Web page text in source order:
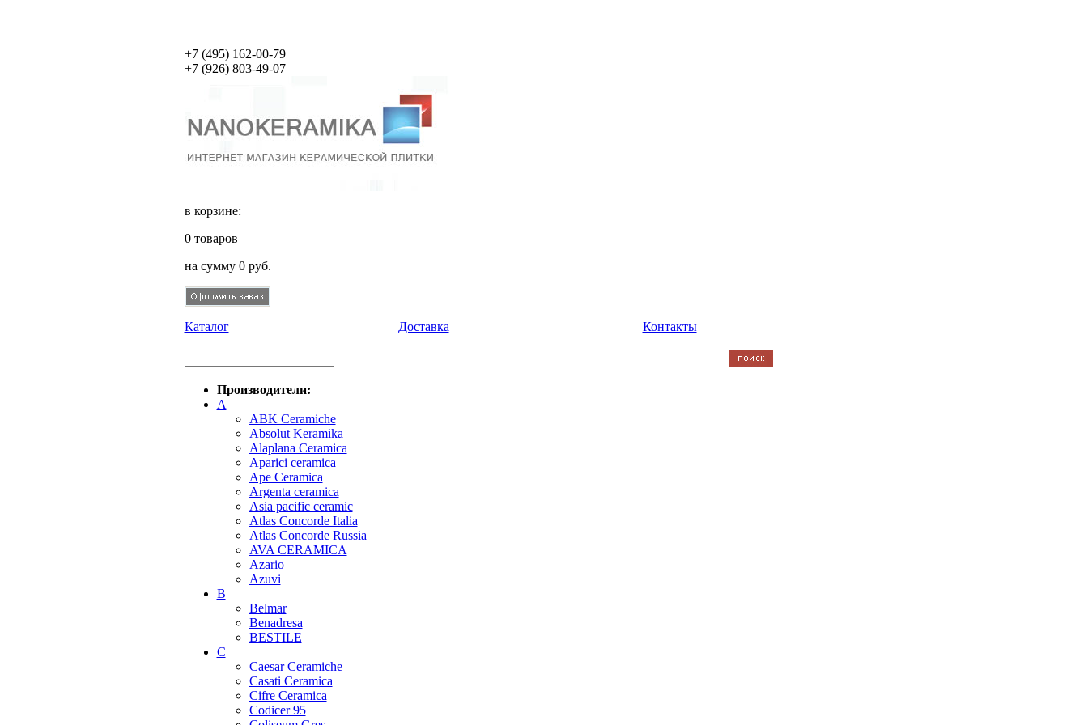
+7 (495)162-00-79
+7 (926)803-49-07
в корзине:
0товаров
на сумму 0руб.
Каталог Доставка Контакты
Производители:
A
ABK Ceramiche
Absolut Keramika
Alaplana Ceramica
Aparici ceramica
Ape Ceramica
Argenta ceramica
Asia pacific ceramic
Atlas Concorde Italia
Atlas Concorde Russia
AVA CERAMICA
Azario
Azuvi
B
Belmar
Benadresa
BESTILE
C
Caesar Ceramiche
Casati Ceramica
Cifre Ceramica
Codicer 95